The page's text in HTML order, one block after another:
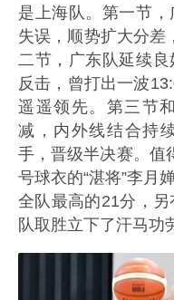
是上海队。第一节
失误，顺势扩大分差
二节，广东队延续
反击，曾打出一波
遥遥领先。第三节
减，内外线结合持
手，晋级半决赛。值
号球衣的“湛将”李月
全队最高的21分，
队取胜立下了汗马功